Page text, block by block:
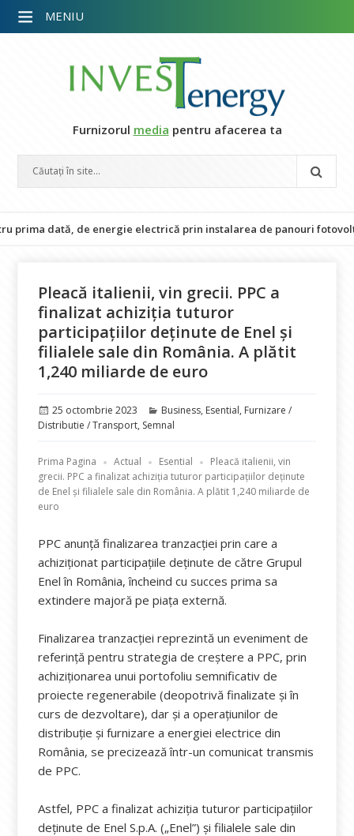
Furnizorul media pentru afacerea ta
dată, de energie electrică prin instalarea de panouri fotovoltaice
Pleacă italienii, vin grecii. PPC a
finalizat achiziția tuturor
participațiilor deținute de Enel și
filialele sale din România. A plătit
1,240 miliarde de euro
Publicat
pe
25 octombrie 2023 Categorii
Business, Esential, Furnizare /
Distributie / Transport, Semnal
Prima Pagina Actual Esential
Pleacă italienii, vin
grecii. PPC a finalizat achiziția tuturor participațiilor deținute
de Enel și filialele sale din România. A plătit 1,240 miliarde de
euro
PPC anunță finalizarea tranzacției prin care a
achiziționat participațiile deținute de către Grupul
Enel în România, încheind cu succes prima sa
extindere majoră pe piața externă.
Finalizarea tranzacției reprezintă un eveniment de
referință pentru strategia de creștere a PPC, prin
achiziționarea unui portofoliu semnificativ de
proiecte regenerabile (deopotrivă finalizate și în
curs de dezvoltare), dar și a operațiunilor de
distribuție și furnizare a energiei electrice din
România, se precizează într-un comunicat transmis
de PPC.
Astfel, PPC a finalizat achiziția tuturor participațiilor
deținute de Enel S.p.A. („Enel”) și filialele sale din
MENIU